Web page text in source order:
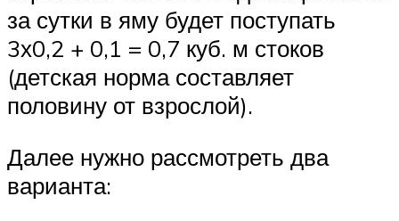
за сутки в яму будет поступать
3х0,2 + 0,1 = 0,7 куб. м стоков
(детская норма составляет
половину от взрослой).
Далее нужно рассмотреть два
варианта: